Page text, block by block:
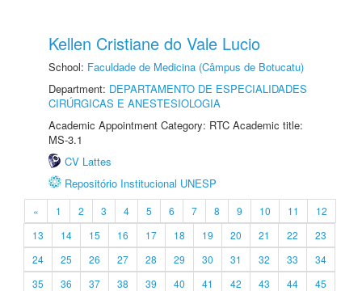
Kellen Cristiane do Vale Lucio
School: Faculdade de Medicina (Câmpus de Botucatu)
Department: DEPARTAMENTO DE ESPECIALIDADES
CIRÚRGICAS E ANESTESIOLOGIA
Academic Appointment Category: RTC Academic title:
MS-3.1
CV Lattes
Repositório Institucional UNESP
« 1 2 3 4 5 6 7 8 9 10 11
12
13
14 15 16 17 18 19 20 21 22
23
24
25 26 27 28 29 30 31 32 33
34
35
36 37 38 39 40 41 42 43 44
45